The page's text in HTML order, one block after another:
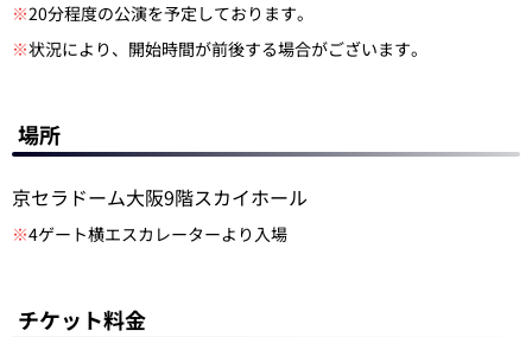
※20分程度の公演を予定しております。
※状況により、開始時間が前後する場合がございます。
場所
京セラドーム大阪9階スカイホール
※4ゲート横エスカレーターより入場
チケット料金